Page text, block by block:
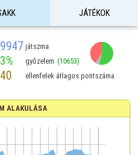
JÁTÉKOK
játszma
győzelem (10653)
ellenfelek átlagos pontszáma
ALAKULÁSA